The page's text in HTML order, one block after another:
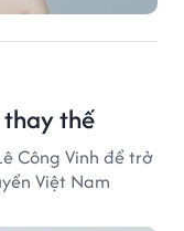
thay thế
Công Vinh để trở
Việt Nam